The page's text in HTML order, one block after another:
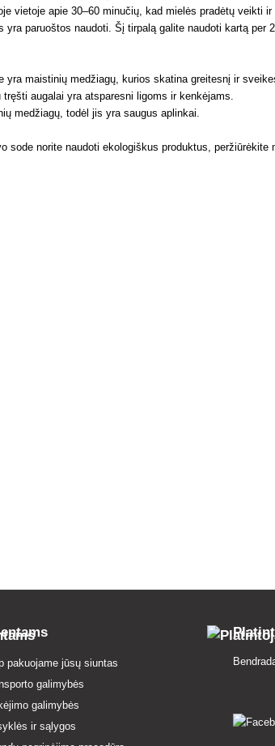
vietoje apie 30–60 minučių, kad mielės pradėtų veikti ir
yra paruoštos naudoti. Šį tirpalą galite naudoti kartą per
yra maistinių medžiagų, kurios skatina greitesnį ir
augalai yra atsparesni ligoms ir kenkėjams.
medžiagų, todėl jis yra saugus aplinkai.
sode norite naudoti ekologiškus produktus, peržiūrėkite
pakuojame jūsų siuntas
galimybės
galimybės
ir sąlygos